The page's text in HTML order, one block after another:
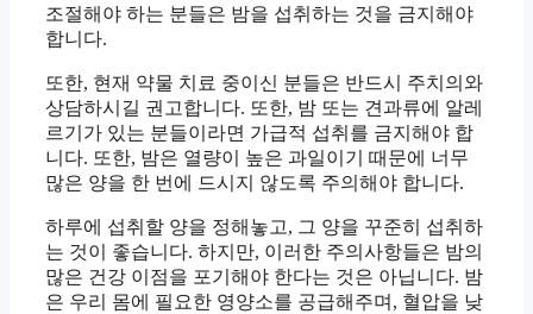
조절해야 하는 분들은 밤을 섭취하는 것을 금지해야
합니다.
또한, 현재 약물 치료 중이신 분들은 반드시 주치의와
상담하시길 권고합니다. 또한, 밤 또는 견과류에 알레
르기가 있는 분들이라면 가급적 섭취를 금지해야 합
니다. 또한, 밤은 열량이 높은 과일이기 때문에 너무
많은 양을 한 번에 드시지 않도록 주의해야 합니다.
하루에 섭취할 양을 정해놓고, 그 양을 꾸준히 섭취하
는 것이 좋습니다. 하지만, 이러한 주의사항들은 밤의
많은 건강 이점을 포기해야 한다는 것은 아닙니다. 밤
은 우리 몸에 필요한 영양소를 공급해주며, 혈압을 낮